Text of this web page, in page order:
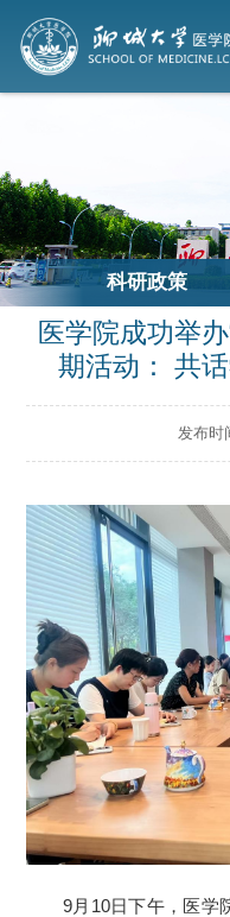
科研政策
医学院成功举
期活动： 共
发布时
9月10日下午，医学